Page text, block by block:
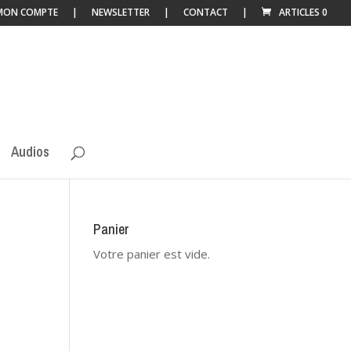
COMPTE NEWSLETTER CONTACT ARTICLES 0
Audios
Panier
Votre panier est vide.